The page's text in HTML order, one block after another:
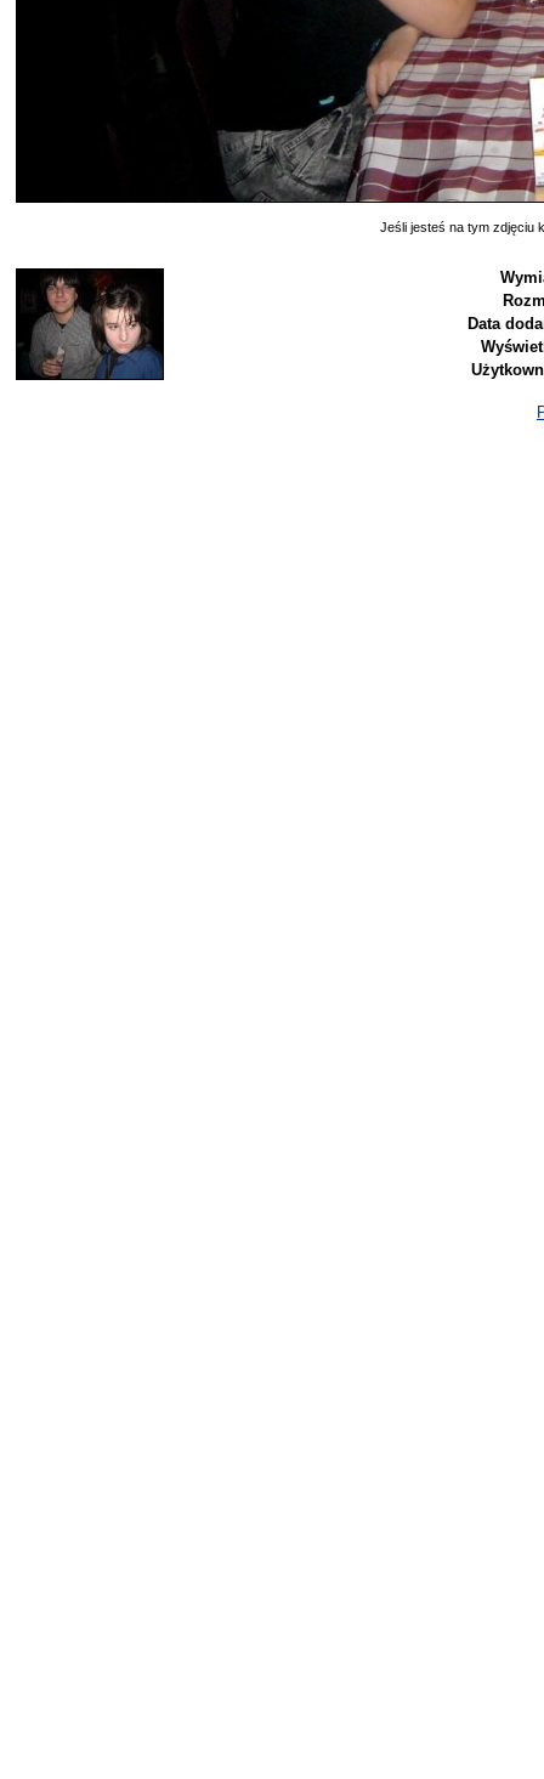
Jeśli jesteś na tym zdjęciu
Data